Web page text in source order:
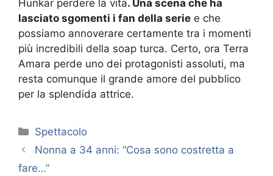
Hunkar perdere la vita. Una scena che ha
lasciato sgomenti i fan della serie e che
possiamo annoverare certamente tra i momenti
più incredibili della soap turca. Certo, ora Terra
Amara perde uno dei protagonisti assoluti, ma
resta comunque il grande amore del pubblico
per la splendida attrice.
Categorie
Spettacolo
Nonna a 34 anni: “Cosa sono costretta a
fare…”